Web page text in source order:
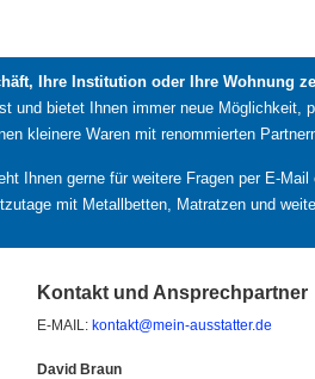
Ihre Institution oder Ihre Wohnung
und bietet Ihnen immer neue
kleinere Waren mit renommierten
Ihnen gerne für weitere Fragen per E-
mit Metallbetten, Matratzen und
Kontakt und Ansprechpartner
E-MAIL: kontakt@mein-ausstatter.de
David Braun